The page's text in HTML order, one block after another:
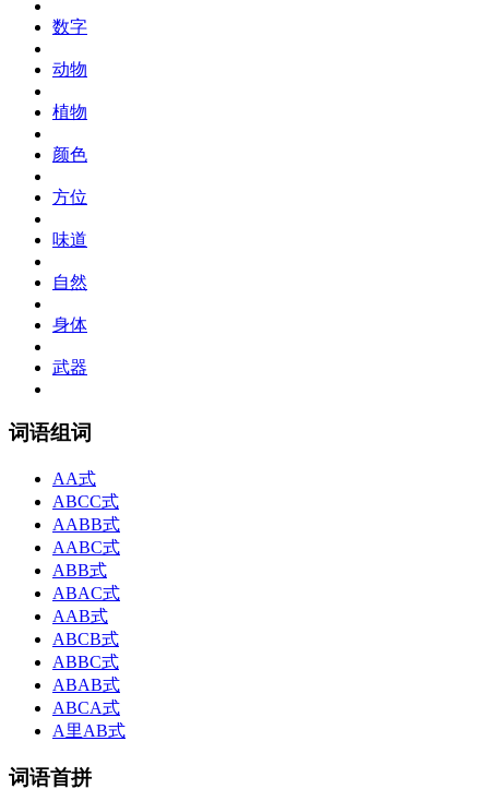
数字
动物
植物
颜色
方位
味道
自然
身体
武器
词语组词
AA式
ABCC式
AABB式
AABC式
ABB式
ABAC式
AAB式
ABCB式
ABBC式
ABAB式
ABCA式
A里AB式
词语首拼